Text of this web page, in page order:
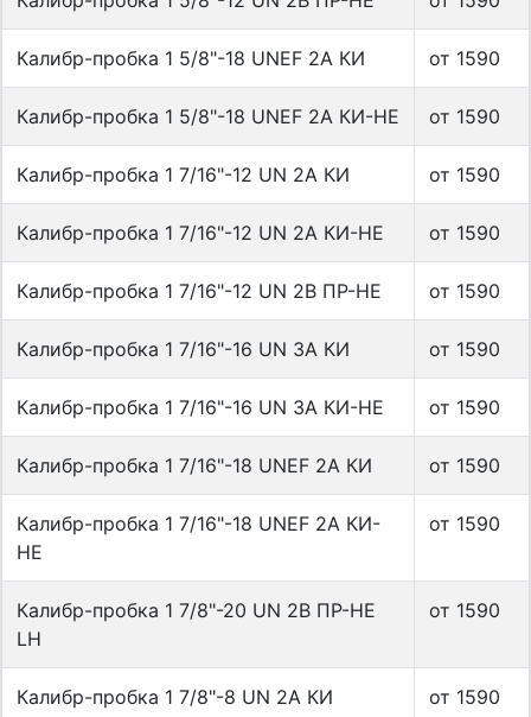
Калибр-пробка 1 5/8"-18 UNEF 2A КИ от 1590
Калибр-пробка 1 5/8"-18 UNEF 2A КИ-НЕ от 1590
Калибр-пробка 1 7/16"-12 UN 2A КИ от 1590
Калибр-пробка 1 7/16"-12 UN 2A КИ-НЕ от 1590
Калибр-пробка 1 7/16"-12 UN 2B ПР-НЕ от 1590
Калибр-пробка 1 7/16"-16 UN 3A КИ от 1590
Калибр-пробка 1 7/16"-16 UN 3A КИ-НЕ от 1590
Калибр-пробка 1 7/16"-18 UNEF 2A КИ от 1590
Калибр-пробка 1 7/16"-18 UNEF 2A КИ-
НЕ
от 1590
Калибр-пробка 1 7/8"-20 UN 2B ПР-НЕ
LH
от 1590
Калибр-пробка 1 7/8"-8 UN 2A КИ от 1590